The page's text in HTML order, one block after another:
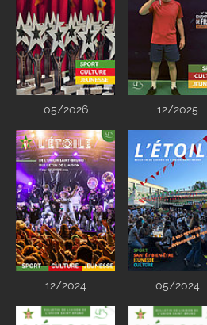
05/2026 12/2025
12/2024 05/2024